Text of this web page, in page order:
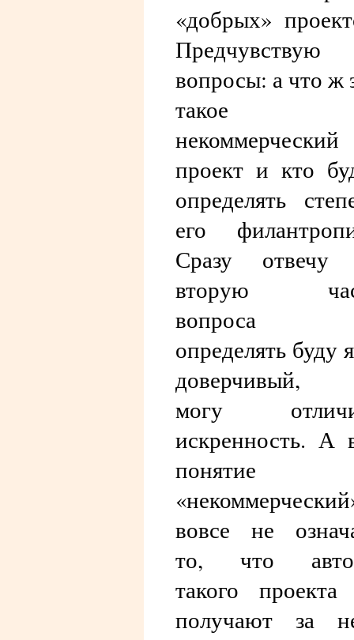
«добрых»
Предчувствую
вопросы: а что ж
такое
некоммерческий
проект и кто
определять
его
Сразу отвечу
вторую
вопроса
определять буду
доверчивый,
могу
искренность. А
понятие
вовсе не
то, что
такого
получают за